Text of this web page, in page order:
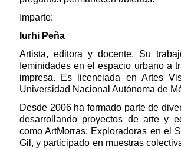
Imparte:
Iurhi Peña
Artista, editora y docente. Su
feminidades en el espacio urbano a
impresa. Es licenciada en Artes
Universidad Nacional Autónoma de
Desde 2006 ha formado parte de
desarrollando proyectos de arte y
como ArtMorras: Exploradoras en el
Gil, y participado en muestras